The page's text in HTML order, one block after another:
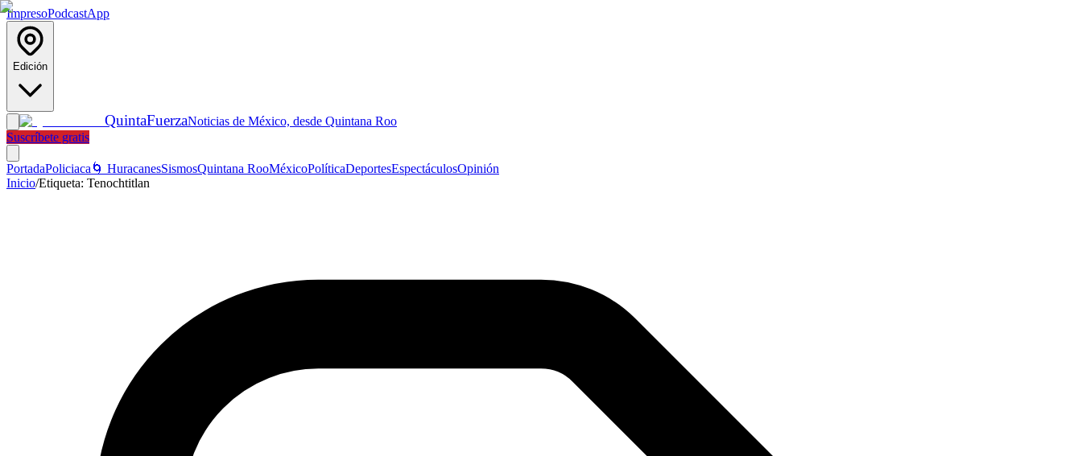
ImpresoPodcastApp
Edición
QuintaFuerzaNoticias de México, desde Quintana Roo
Suscríbete gratis
PortadaPoliciaca 🌀 HuracanesSismosQuintana RooMéxicoPolíticaDeportesEspectáculosOpinión
Inicio/Etiqueta: Tenochtitlan